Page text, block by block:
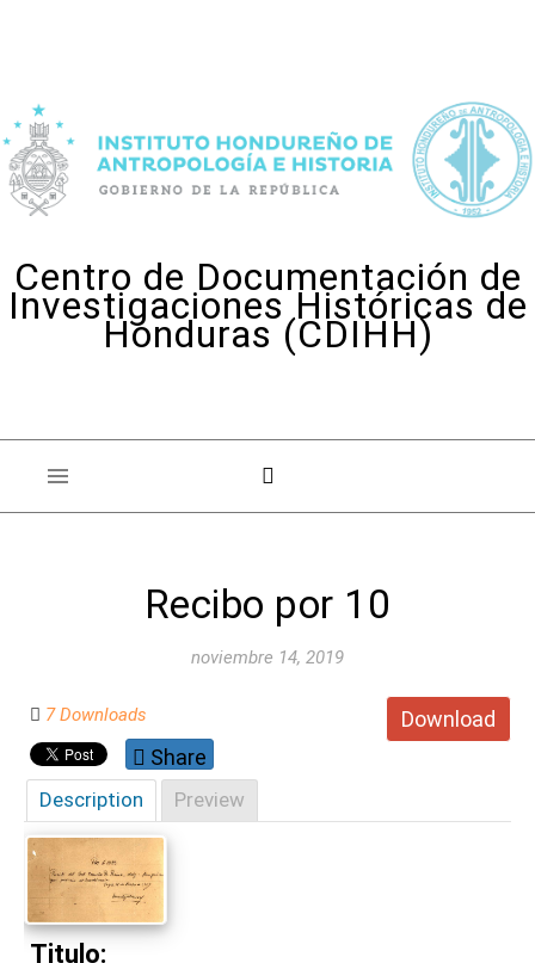
Centro de Documentación de
Investigaciones Históricas de
Honduras (CDIHH)
Recibo por 10
noviembre 14, 2019
Download
7 Downloads
Share
Description Preview
Titulo: